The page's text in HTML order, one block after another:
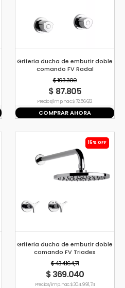
Griferia ducha de embutir doble
comando FV Radal
$ 103.300
$ 87.805
Precio s/imp. nac. $ 72.566,12
COMPRAR AHORA
15% OFF
Griferia ducha de embutir doble
comando FV Triades
$ 434.164,71
$ 369.040
Precio s/imp. nac. $ 304.991,74